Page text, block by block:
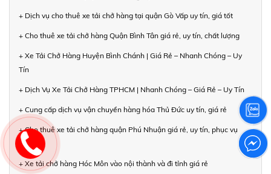
+ Dịch vụ cho thuê xe tải chở hàng tại quận Gò Vấp uy tín, giá tốt
+ Cho thuê xe tải chở hàng Quận Bình Tân giá rẻ, uy tín, chất lượng
+ Xe Tải Chở Hàng Huyện Bình Chánh | Giá Rẻ – Nhanh Chóng – Uy
Tín
+ Dịch Vụ Xe Tải Chở Hàng TPHCM | Nhanh Chóng – Giá Rẻ – Uy Tín
+ Cung cấp dịch vụ vận chuyển hàng hóa Thủ Đức uy tín, giá rẻ
+ Cho thuê xe tải chở hàng quận Phú Nhuận giá rẻ, uy tín, phục vụ
24/7
+ Xe tải chở hàng Hóc Môn vào nội thành và đi tỉnh giá rẻ